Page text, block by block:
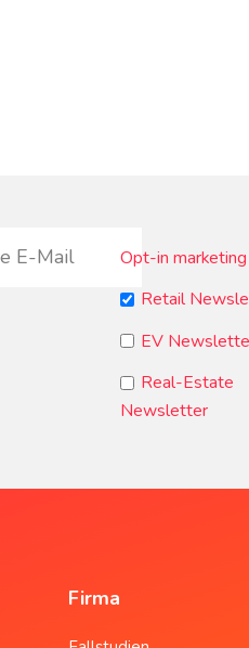
Opt-in
Retail
EV
Real-Estate
Newsletter
Firma